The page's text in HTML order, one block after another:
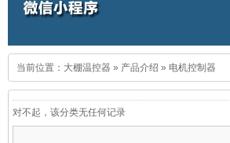
当前位置： 大棚温控器 » 产品介绍 » 电机控制器
对不起，该分类无任何记录